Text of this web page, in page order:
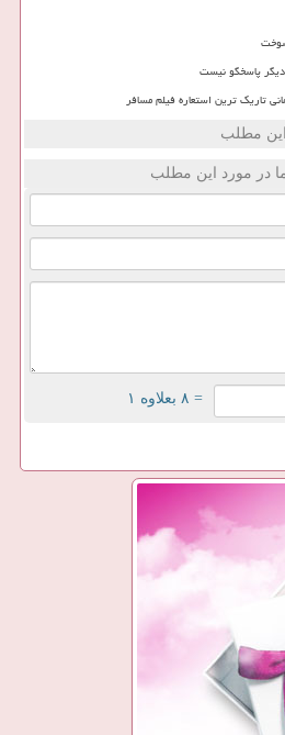
پاسخگو نیست
تاریک ترین استعاره فیلم مسافر
این مطلب
در مورد این مطلب
= ۸ بعلاوه ۱